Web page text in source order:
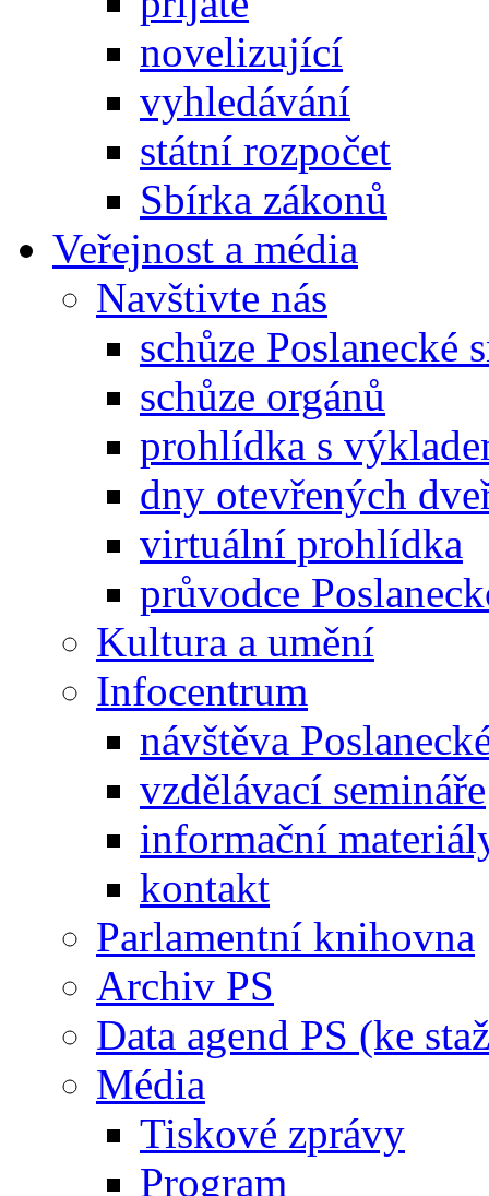
novelizující
vyhledávání
státní rozpočet
Sbírka zákonů
Veřejnost a média
Navštivte nás
schůze Poslanecké
schůze orgánů
prohlídka s
dny otevřených
virtuální prohlídka
průvodce
Kultura a umění
Infocentrum
návštěva
vzdělávací semináře
informační
kontakt
Parlamentní knihovna
Archiv PS
Data agend PS (ke
Média
Tiskové zprávy
Program